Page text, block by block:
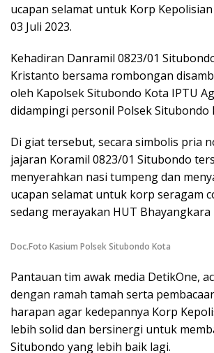
ucapan selamat untuk Korp
03 Juli 2023.
Kehadiran Danramil 0823/01
Kristanto bersama rombongan
oleh Kapolsek Situbondo Kota IPTU
didampingi personil Polsek Situbondo
Di giat tersebut, secara simbolis pria
jajaran Koramil 0823/01 Situbondo
menyerahkan nasi tumpeng dan
ucapan selamat untuk korp seragam
sedang merayakan HUT Bhayangkara
Doc.Foto Kasium Polsek Situbondo Kota
Pantauan tim awak media DetikOne,
dengan ramah tamah serta
harapan agar kedepannya Korp
lebih solid dan bersinergi untuk
Situbondo yang lebih baik lagi.